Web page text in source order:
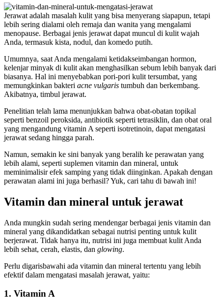
Jerawat adalah masalah kulit yang bisa menyerang siapapun, tetapi
lebih sering dialami oleh remaja dan wanita yang mengalami
menopause. Berbagai jenis jerawat dapat muncul di kulit wajah
Anda, termasuk kista, nodul, dan komedo putih.
Umumnya, saat Anda mengalami ketidakseimbangan hormon,
kelenjar minyak di kulit akan menghasilkan sebum lebih banyak dari
biasanya. Hal ini menyebabkan pori-pori kulit tersumbat, yang
memungkinkan bakteri acne vulgaris tumbuh dan berkembang.
Akibatnya, timbul jerawat.
Penelitian telah lama menunjukkan bahwa obat-obatan topikal
seperti benzoil peroksida, antibiotik seperti tetrasiklin, dan obat oral
yang mengandung vitamin A seperti isotretinoin, dapat mengatasi
jerawat sedang hingga parah.
Namun, semakin ke sini banyak yang beralih ke perawatan yang
lebih alami, seperti suplemen vitamin dan mineral, untuk
meminimalisir efek samping yang tidak diinginkan. Apakah dengan
perawatan alami ini juga berhasil? Yuk, cari tahu di bawah ini!
Vitamin dan mineral untuk jerawat
Anda mungkin sudah sering mendengar berbagai jenis vitamin dan
mineral yang dikandidatkan sebagai nutrisi penting untuk kulit
berjerawat. Tidak hanya itu, nutrisi ini juga membuat kulit Anda
lebih sehat, cerah, elastis, dan glowing.
Perlu digarisbawahi ada vitamin dan mineral tertentu yang lebih
efektif dalam mengatasi masalah jerawat, yaitu:
1. Vitamin A